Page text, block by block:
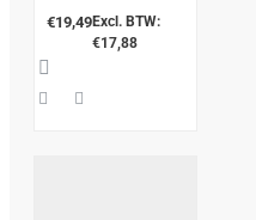
Crânienne
€19,49Excl. BTW:
€17,88